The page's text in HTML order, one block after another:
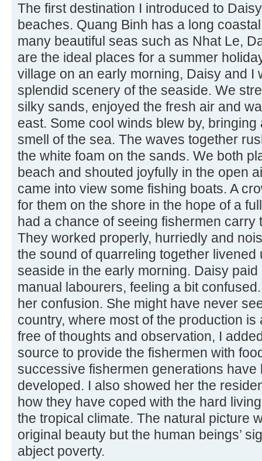
The first destination I introduced to
beaches. Quang Binh has a long
many beautiful seas such as Nhat Le,
are the ideal places for a summer
village on an early morning, Daisy and I
splendid scenery of the seaside. We
silky sands, enjoyed the fresh air and
east. Some cool winds blew by,
smell of the sea. The waves together
the white foam on the sands. We both
beach and shouted joyfully in the open
came into view some fishing boats. A
for them on the shore in the hope of a
had a chance of seeing fishermen carry
They worked properly, hurriedly and
the sound of quarreling together livened
seaside in the early morning. Daisy
manual labourers, feeling a bit
her confusion. She might have never
country, where most of the production
free of thoughts and observation, I
source to provide the fishermen with
successive fishermen generations
developed. I also showed her the
how they have coped with the hard
the tropical climate. The natural picture
original beauty but the human beings’
abject poverty.